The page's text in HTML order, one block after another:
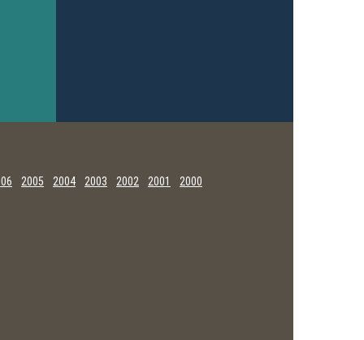
2005 2004 2003 2002 2001
2000